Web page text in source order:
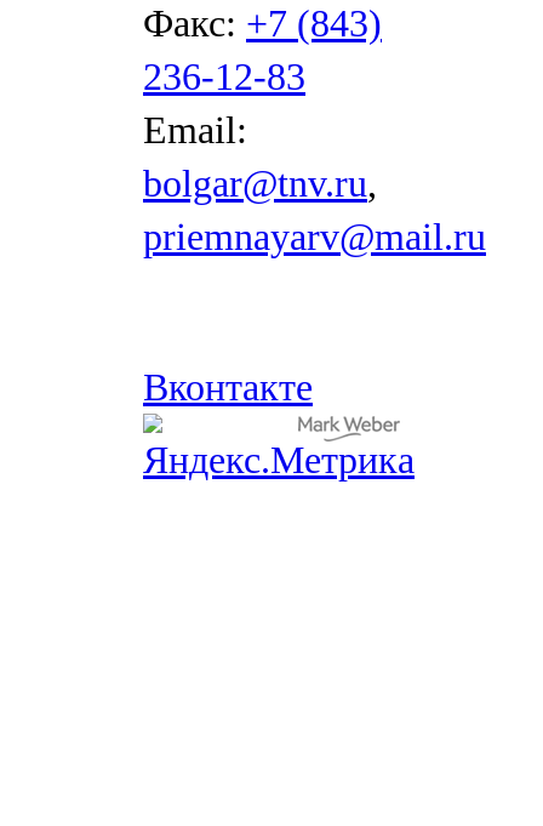
Факс: +7 (843)
236-12-83
Email:
bolgar@tnv.ru,
priemnayarv@mail.ru
Вконтакте